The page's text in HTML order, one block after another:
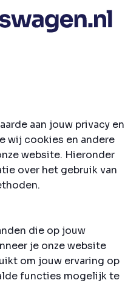
aan jouw privacy en
wij cookies en andere
website. Hieronder
over het gebruik van
die op jouw
je onze website
om jouw ervaring op
functies mogelijk te